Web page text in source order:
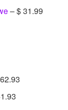
– $ 31.99